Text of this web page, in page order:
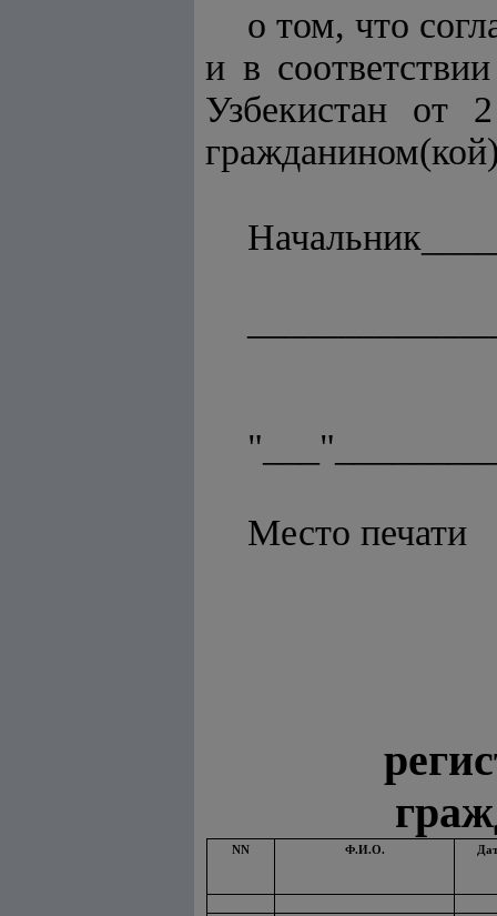
о том, что
и в
Узбекистан от
Место печати
NN Ф.И.О.